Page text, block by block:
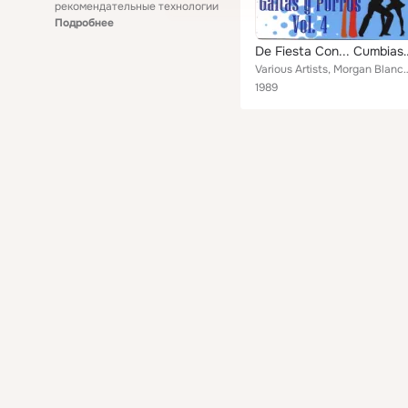
рекомендательные технологии
Подробнее
De Fiesta
Various Artists, Morgan Blanco y Su Conjunto,
1989